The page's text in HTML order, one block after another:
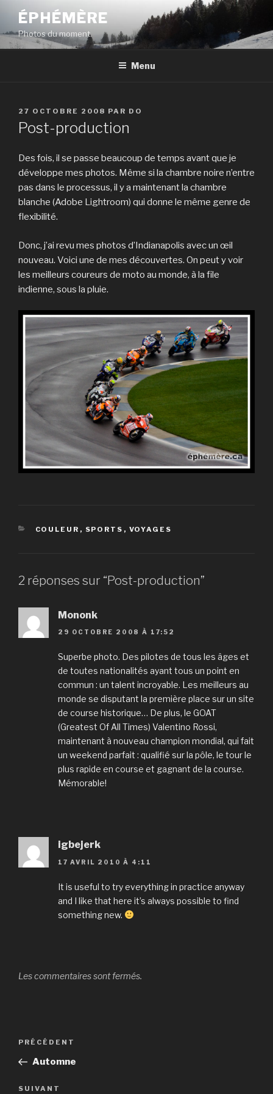
contenu
principal
ÉPHÉMÈRE
Photos du moment.
Menu
PUBLIÉ
LE
27 OCTOBRE 2008 PAR DO
Post-production
Des fois, il se passe beaucoup de temps avant que je
développe mes photos. Même si la chambre noire n’entre
pas dans le processus, il y a maintenant la chambre
blanche (Adobe Lightroom) qui donne le même genre de
flexibilité.
Donc, j’ai revu mes photos d’Indianapolis avec un œil
nouveau. Voici une de mes découvertes. On peut y voir
les meilleurs coureurs de moto au monde, à la file
indienne, sous la pluie.
CATÉGORIES
COULEUR , SPORTS , VOYAGES
2 réponses sur “Post-production”
Mononk
29 OCTOBRE 2008 À 17:52
Superbe photo. Des pilotes de tous les âges et
de toutes nationalités ayant tous un point en
commun : un talent incroyable. Les meilleurs au
monde se disputant la première place sur un site
de course historique… De plus, le GOAT
(Greatest Of All Times) Valentino Rossi,
maintenant à nouveau champion mondial, qui fait
un weekend parfait : qualifié sur la pôle, le tour le
plus rapide en course et gagnant de la course.
Mémorable!
igbejerk
17 AVRIL 2010 À 4:11
It is useful to try everything in practice anyway
and I like that here it’s always possible to find
something new.
Les commentaires sont fermés.
Navigation
l’article
Article
précédent
PRÉCÉDENT
Automne
Article
SUIVANT